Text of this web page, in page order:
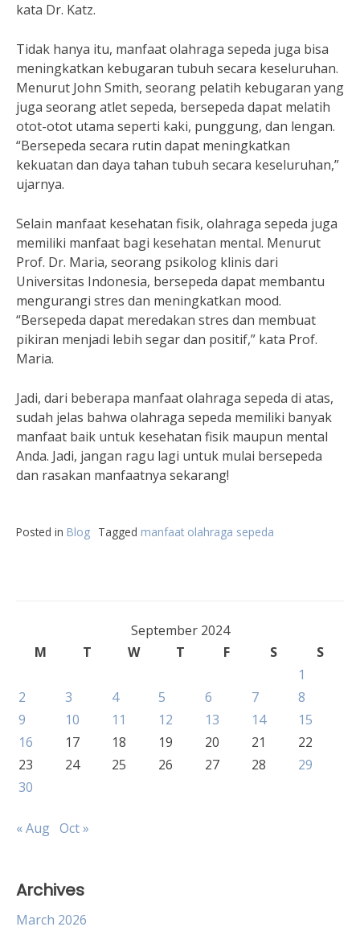
kata Dr. Katz.
Tidak hanya itu, manfaat olahraga sepeda juga bisa
meningkatkan kebugaran tubuh secara keseluruhan.
Menurut John Smith, seorang pelatih kebugaran yang
juga seorang atlet sepeda, bersepeda dapat melatih
otot-otot utama seperti kaki, punggung, dan lengan.
“Bersepeda secara rutin dapat meningkatkan
kekuatan dan daya tahan tubuh secara keseluruhan,”
ujarnya.
Selain manfaat kesehatan fisik, olahraga sepeda juga
memiliki manfaat bagi kesehatan mental. Menurut
Prof. Dr. Maria, seorang psikolog klinis dari
Universitas Indonesia, bersepeda dapat membantu
mengurangi stres dan meningkatkan mood.
“Bersepeda dapat meredakan stres dan membuat
pikiran menjadi lebih segar dan positif,” kata Prof.
Maria.
Jadi, dari beberapa manfaat olahraga sepeda di atas,
sudah jelas bahwa olahraga sepeda memiliki banyak
manfaat baik untuk kesehatan fisik maupun mental
Anda. Jadi, jangan ragu lagi untuk mulai bersepeda
dan rasakan manfaatnya sekarang!
Posted in Blog Tagged manfaat olahraga sepeda
September 2024
M
T W T F S
S
1
2
3 4 5 6 7
8
9
10 11 12 13 14
15
16
17 18 19 20 21
22
23
24 25 26 27 28
29
30
« Aug Oct »
Archives
March 2026